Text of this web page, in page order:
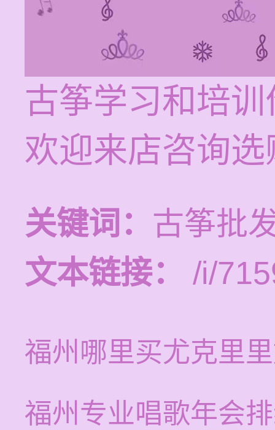
古筝学习和培
欢迎来店咨询选
关键词： 古筝批
文本链接：
/i/
福州哪里买尤克里
福州专业唱歌年会